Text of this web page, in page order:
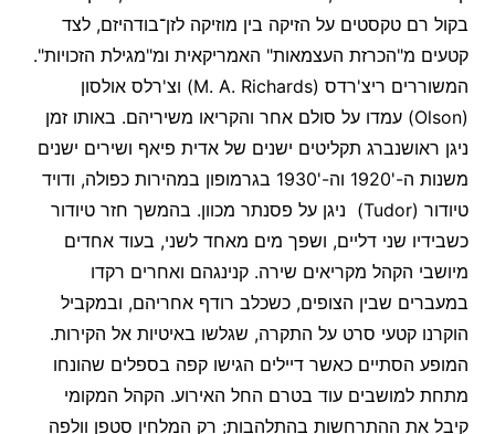
בקול רם טקסטים על הזיקה בין מוזיקה לזן־בודהיזם, לצד
קטעים מ"הכרזת העצמאות" האמריקאית ומ"מגילת הזכויות".
המשוררים ריצ'רדס (M. A. Richards) וצ'רלס אולסון
(Olson) עמדו על סולם אחר והקריאו משיריהם. באותו זמן
ניגן ראושנברג תקליטים ישנים של אדית פיאף ושירים ישנים
משנות ה-'1920 וה-'1930 בגרמופון במהירות כפולה, ודויד
טיודור (Tudor) ניגן על פסנתר מכוון. בהמשך חזר טיודור
כשבידיו שני דליים, ושפך מים מאחד לשני, בעוד אחדים
מיושבי הקהל מקריאים שירה. קנינגהם ואחרים רקדו
במעברים שבין הצופים, כשכלב רודף אחריהם, ובמקביל
הוקרנו קטעי סרט על התקרה, שגלשו באיטיות אל הקירות.
המופע הסתיים כאשר דיילים הגישו קפה בספלים שהונחו
מתחת למושבים עוד בטרם החל האירוע. הקהל המקומי
קיבל את ההתרחשות בהתלהבות; רק המלחין סטפן וולפה